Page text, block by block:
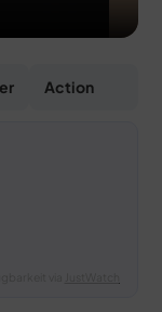
Action